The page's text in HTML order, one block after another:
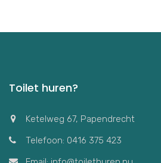
Toilet huren?
Ketelweg 67, Papendrecht
Telefoon: 0416 375 423